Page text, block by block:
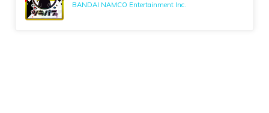
BANDAI NAMCO Entertainment Inc.